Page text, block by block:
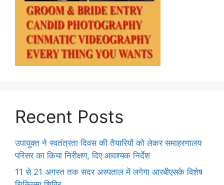
Recent Posts
उपायुक्त ने स्वतंत्रता दिवस की तैयारियों को लेकर समाहरणालय
परिसर का किया निरीक्षण, दिए आवश्यक निर्देश
11 से 21 अगस्त तक सदर अस्पताल में लगेगा आरबीएसके विशेष